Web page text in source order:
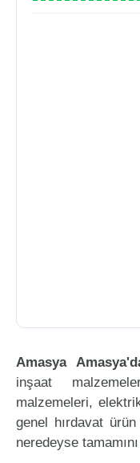
Amasya
inşaat
malzemeleri,
genel hırdavat
neredeyse